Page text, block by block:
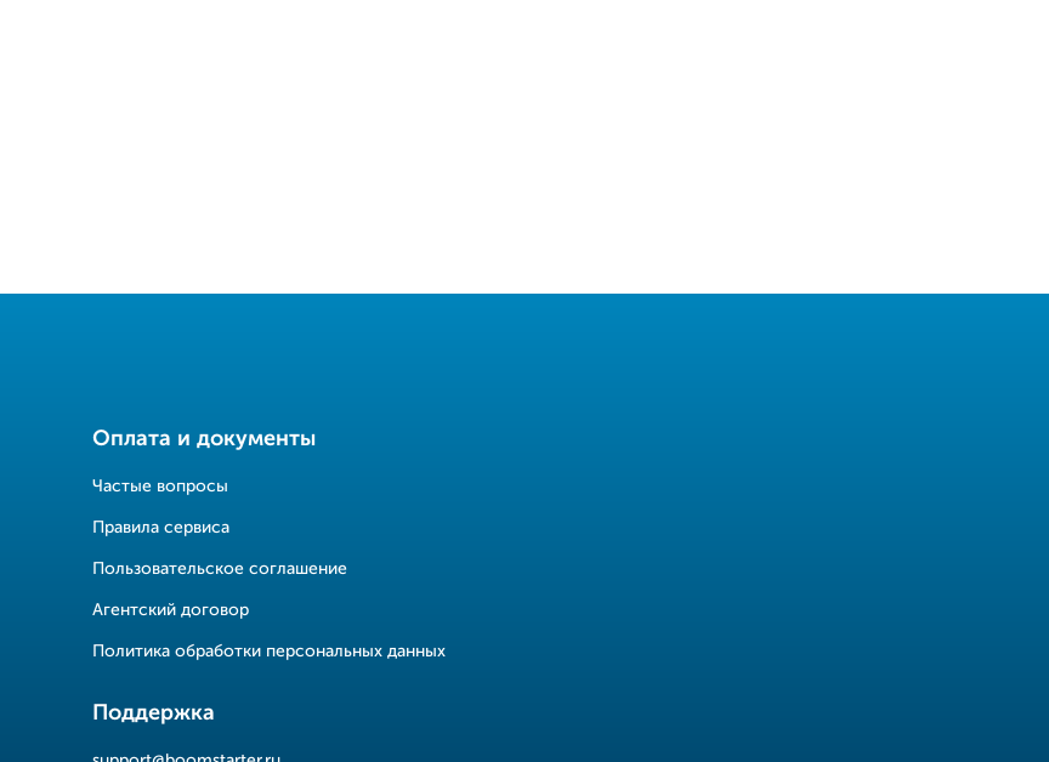
Оплата и документы
Частые вопросы
Правила сервиса
Пользовательское соглашение
Агентский договор
Политика обработки персональных данных
Поддержка